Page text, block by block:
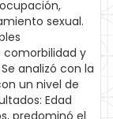
sexual.
y
analizó con la
un nivel de
Edad
predominó el